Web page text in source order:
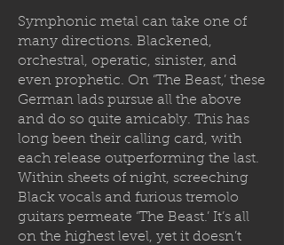
Symphonic metal can take one of
many directions. Blackened,
orchestral, operatic, sinister, and
even prophetic. On ‘The Beast,’ these
German lads pursue all the above
and do so quite amicably. This has
long been their calling card, with
each release outperforming the last.
Within sheets of night, screeching
Black vocals and furious tremolo
guitars permeate ‘The Beast.’ It’s all
on the highest level, yet it doesn’t